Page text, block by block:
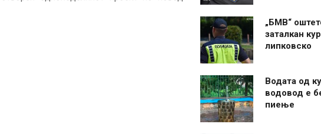
„БМВ“
заталкан
липковско
Водата од
водовод е
пиење